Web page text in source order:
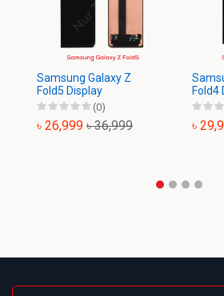
Samsung Galaxy Z
Fold5 Display
(0)
৳ 26,999 ৳ 36,999
Fold4
৳